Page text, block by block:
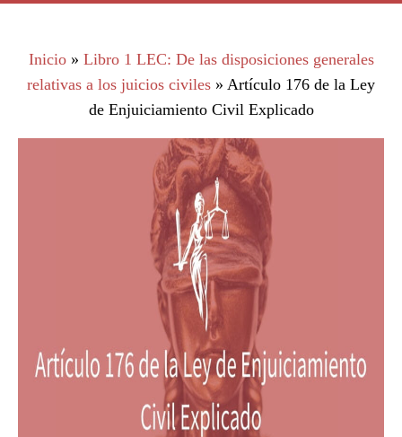
Inicio» Libro 1 LEC: De las disposiciones generales
relativas a los juicios civiles » Artículo 176 de la Ley
de Enjuiciamiento Civil Explicado